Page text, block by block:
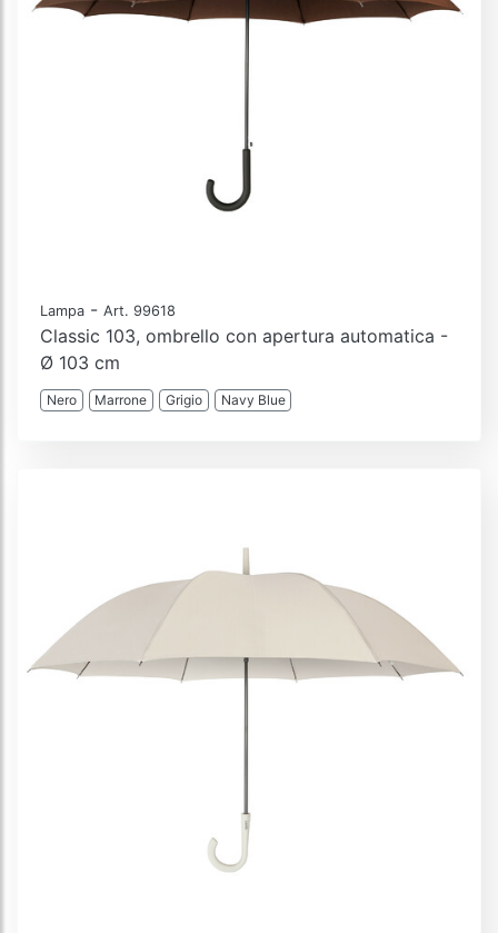
Lampa - Art. 99618
Classic 103, ombrello con apertura automatica -
Ø 103 cm
Nero Marrone Grigio Navy Blue